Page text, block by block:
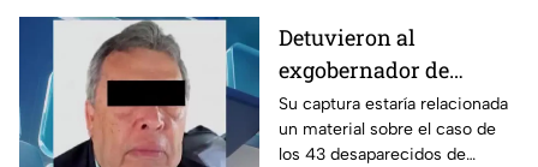
Detuvieron al
exgobernador de
Guerrero, Ángel
Aguirre Rivero
Su captura estaría relacionada
un material sobre el caso de
los 43 desaparecidos de